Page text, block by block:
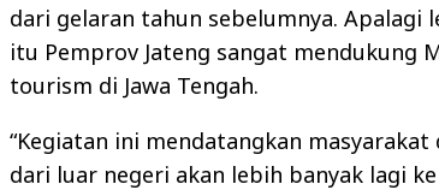
dari gelaran tahun sebelumnya.
itu Pemprov Jateng sangat mendukung
tourism di Jawa Tengah.
“Kegiatan ini mendatangkan
dari luar negeri akan lebih banyak lagi